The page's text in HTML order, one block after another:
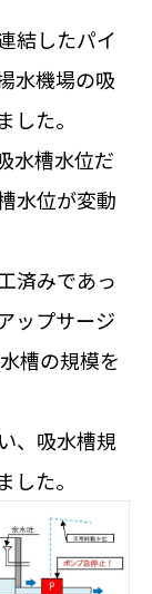
結したパイ
水機場の吸
た。
水槽水位だ
水位が変動
済みであっ
ップサージ
槽の規模を
、吸水槽規
た。